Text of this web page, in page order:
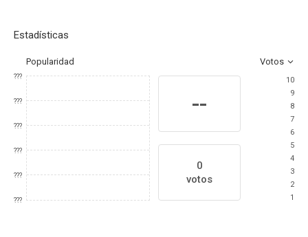
Estadísticas
Popularidad Votos
???
???
???
???
???
???
--
0
votos
10
9
8
7
6
5
4
3
2
1